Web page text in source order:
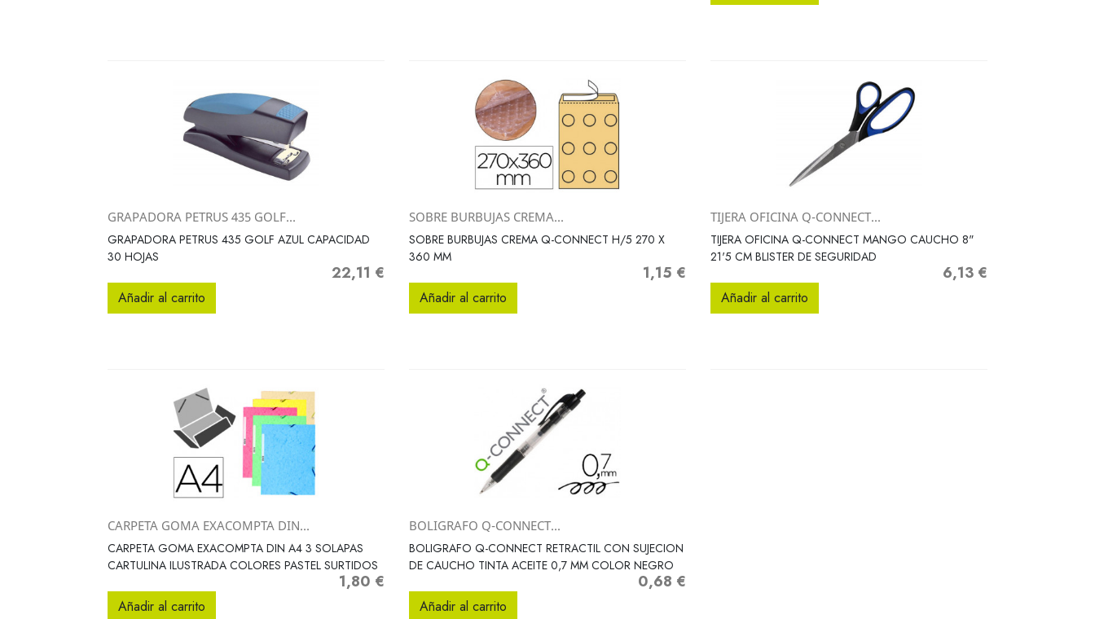
 Vista rápida
GRAPADORA PETRUS 435 GOLF...
GRAPADORA PETRUS 435 GOLF AZUL CAPACIDAD
30 HOJAS
Precio
22,11 €
Añadir al carrito
Vista rápida
SOBRE BURBUJAS CREMA...
SOBRE BURBUJAS CREMA Q-CONNECT H/5 270 X
360 MM
Precio
1,15 €
Añadir al carrito
Vista rápida
TIJERA OFICINA Q-CONNECT...
TIJERA OFICINA Q-CONNECT MANGO CAUCHO 8"
21'5 CM BLISTER DE SEGURIDAD
Precio
6,13 €
Añadir al carrito
Vista rápida
CARPETA GOMA EXACOMPTA DIN...
CARPETA GOMA EXACOMPTA DIN A4 3 SOLAPAS
CARTULINA ILUSTRADA COLORES PASTEL SURTIDOS
Precio
1,80 €
Añadir al carrito
Vista rápida
BOLIGRAFO Q-CONNECT...
BOLIGRAFO Q-CONNECT RETRACTIL CON SUJECION
DE CAUCHO TINTA ACEITE 0,7 MM COLOR NEGRO
Precio
0,68 €
Añadir al carrito